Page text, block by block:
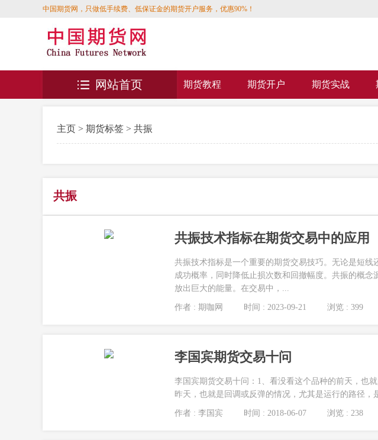
中国期货网，只做低手续费、低保证金的期货开户服务，优惠90%！
期货教程 期货开户 期货实战
网站首页
主页 > 期货标签 > 共振
共振
共振技术指标在期货交易中的应用
共振技术指标是一个重要的期货交易技巧。无论是短
成功概率，同时降低止损次数和回撤幅度。共振的概
放出巨大的能量。在交易中，...
作者 : 期咖网 时间 : 2023-09-21 浏览 : 399
李国宾期货交易十问
李国宾期货交易十问：1、看没看这个品种的前天，也
昨天，也就是回调或反弹的情况，尤其是运行的路径，
作者 : 李国宾 时间 : 2018-06-07 浏览 : 238